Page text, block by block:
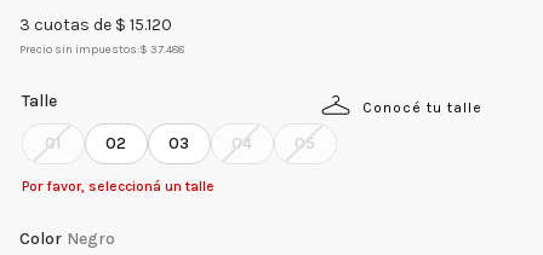
3 cuotas de $ 15.120
Precio sin impuestos:$ 37.488
Conocé tu talle
Talle
01 02 03 04 05
Por favor, seleccioná un talle
Color Negro